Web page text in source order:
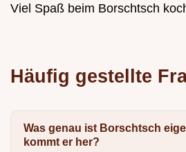
Viel Spaß beim Borschtsch
Häufig gestellte
Was genau ist Borschtsch
kommt er her?